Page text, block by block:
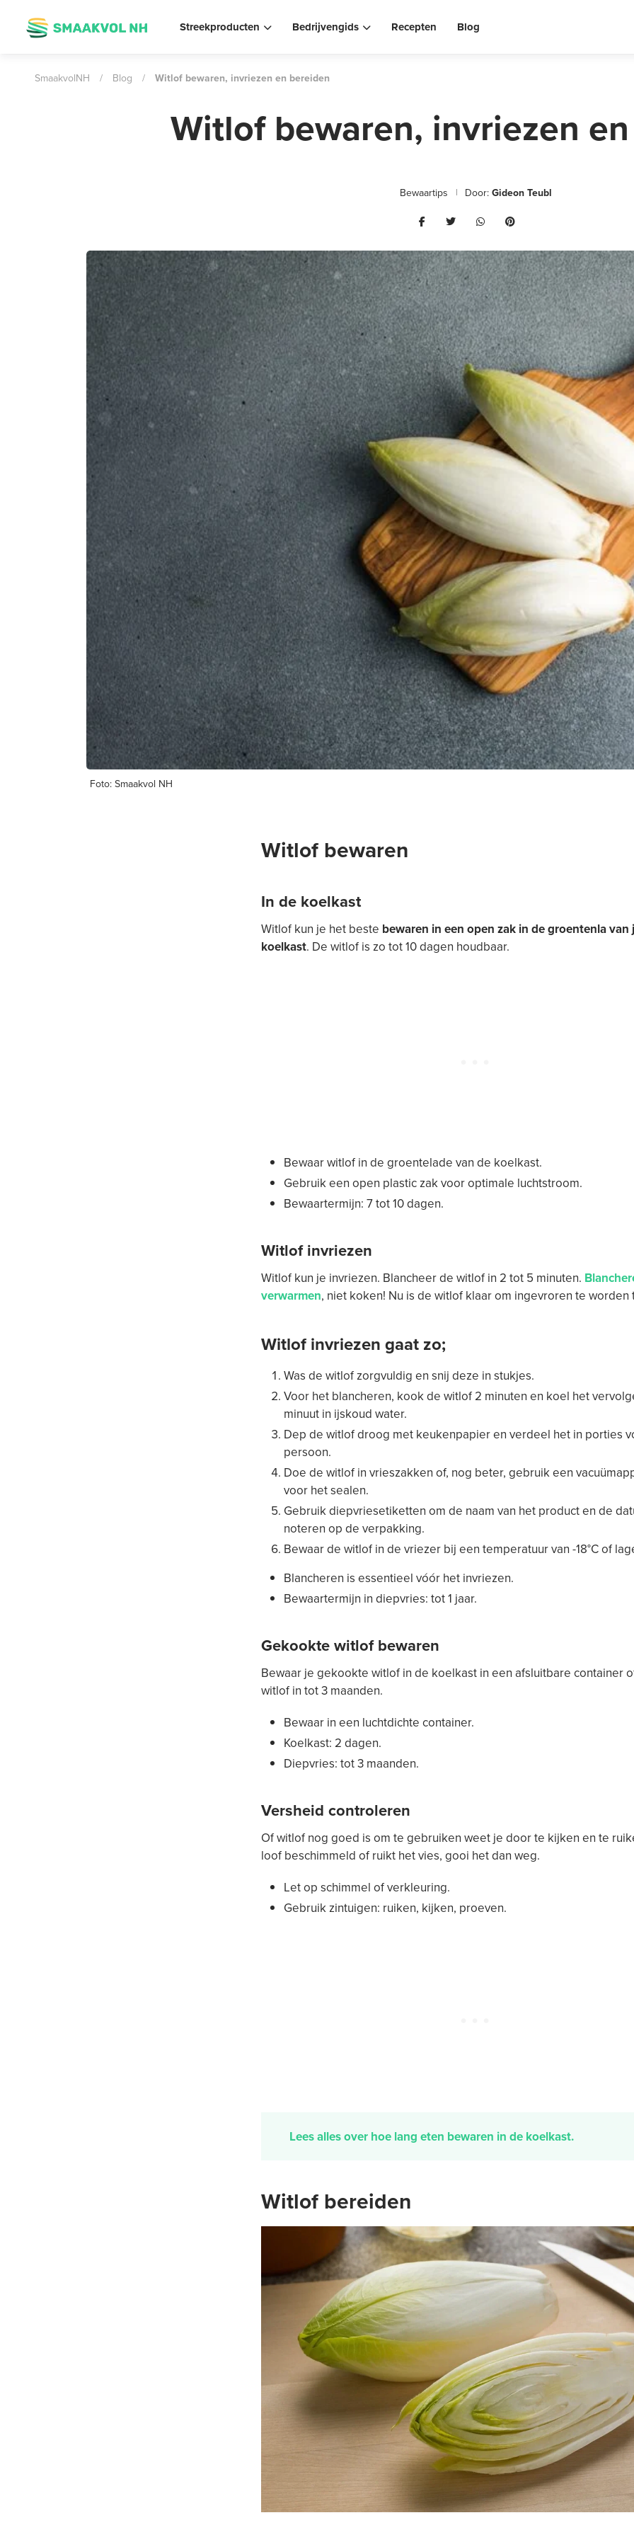
Streekproducten Bedrijvengids Recepten Blog
SmaakvolNH / Blog / Witlof bewaren, invriezen en bereiden
Foto: Smaakvol NH
Witlof bewaren, invriezen
Bewaartips Door:Gideon Teubl
Witlof bewaren
In de koelkast
Witlof kun je het beste bewaren in een open zak in de groentenla van
koelkast. De witlof is zo tot 10 dagen houdbaar.
Bewaar witlof in de groentelade van de koelkast.
Gebruik een open plastic zak voor optimale luchtstroom.
Bewaartermijn: 7 tot 10 dagen.
Witlof invriezen
Witlof kun je invriezen. Blancheer de witlof in 2 tot 5 minuten.
verwarmen, niet koken! Nu is de witlof klaar om ingevroren te worden
Witlof invriezen gaat zo;
Was de witlof zorgvuldig en snij deze in stukjes.
Voor het blancheren, kook de witlof 2 minuten en koel het
minuut in ijskoud water.
Dep de witlof droog met keukenpapier en verdeel het in porties
persoon.
Doe de witlof in vrieszakken of, nog beter, gebruik een
voor het sealen.
Gebruik diepvriesetiketten om de naam van het product en de
noteren op de verpakking.
Bewaar de witlof in de vriezer bij een temperatuur van -18°C of
Blancheren is essentieel vóór het invriezen.
Bewaartermijn in diepvries: tot 1 jaar.
Gekookte witlof bewaren
Bewaar je gekookte witlof in de koelkast in een afsluitbare container
witlof in tot 3 maanden.
Bewaar in een luchtdichte container.
Koelkast: 2 dagen.
Diepvries: tot 3 maanden.
Versheid controleren
Of witlof nog goed is om te gebruiken weet je door te kijken en te
loof beschimmeld of ruikt het vies, gooi het dan weg.
Let op schimmel of verkleuring.
Gebruik zintuigen: ruiken, kijken, proeven.
Lees alles over hoe lang eten bewaren in de koelkast.
Witlof bereiden